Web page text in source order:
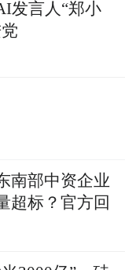
发言人“郑小
南部中资企业
超标？官方回